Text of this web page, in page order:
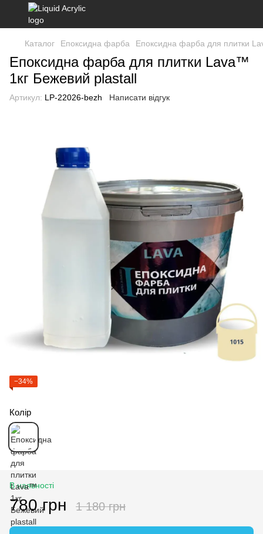
Каталог Епоксидна фарба Епоксидна фарба для плитки
Епоксидна фарба для плитки Lava™
1кг Бежевий plastall
Артикул: LP-22026-bezh Написати відгук
−34%
Колір
В наявності
780 грн 1 180 грн